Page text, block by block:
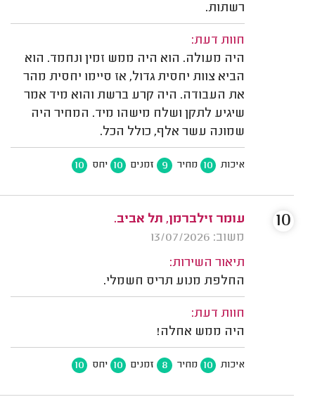
רשתות.
חוות דעת:
היה מעולה. הוא היה ממש זמין ונחמד. הוא
הביא צוות יחסית גדול, אז סיימו יחסית מהר
את העבודה. היה קרע ברשת והוא מיד אמר
שיגיע לתקן ושלח מישהו מיד. המחיר היה
שמונה עשר אלף, כולל הכל.
איכות 10 מחיר 9 זמנים 10 יחס 10
עומר זילברמן, תל אביב.
משוב: 13/07/2026
תיאור השירות:
החלפת מנוע תריס חשמלי.
חוות דעת:
היה ממש אחלה!
איכות 10 מחיר 8 זמנים 10 יחס 10
10